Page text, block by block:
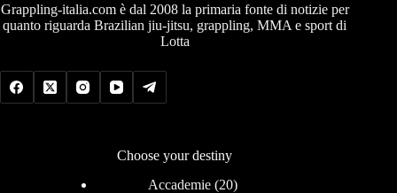
Grappling-italia.com è dal 2008 la primaria fonte di notizie per
quanto riguarda Brazilian jiu-jitsu, grappling, MMA e sport di
Lotta
Choose your destiny
Accademie(20)